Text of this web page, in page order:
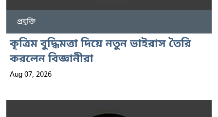
প্রযুক্তি
কৃত্রিম বুদ্ধিমত্তা দিয়ে নতুন ভাইরাস তৈরি
করলেন বিজ্ঞানীরা
Aug 07, 2026